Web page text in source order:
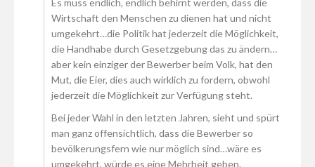
Wirtschaft den Menschen zu dienen hat und nicht
umgekehrt…die Politik hat jederzeit die Möglichkeit,
die Handhabe durch Gesetzgebung das zu ändern…
aber kein einziger der Bewerber beim Volk, hat den
Mut, die Eier, dies auch wirklich zu fordern, obwohl
jederzeit die Möglichkeit zur Verfügung steht.
Bei jeder Wahl in den letzten Jahren, sieht und spürt
man ganz offensichtlich, dass die Bewerber so
bevölkerungsfern wie nur möglich sind…wäre es
umgekehrt, würde es eine Mehrheit geben.